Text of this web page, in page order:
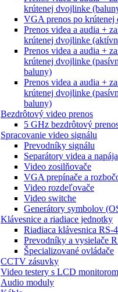
krútenej dvojlinke
VGA prenos po
Prenos videa a audia +
krútenej dvojlinke
Prenos videa a audia +
krútenej dvojlinke
baluny)
Prenos videa a audia +
krútenej dvojlinke
baluny)
Bezdrôtový video prenos
5 GHz bezdrôtový
Spracovanie video signálu
Prevodníky signálu
Separátory videa a
Video zosilňovače
VGA prepínače a
Video rozdeľovače
Video switche
Generátory symbolov
Klávesnice a riadiace jednotky
Riadiaca klávesnica RS-
Prevodníky a vysielače
Špecializované ovládače
CCTV zásuvky
Video testery s LCD monitorom
Audio moduly